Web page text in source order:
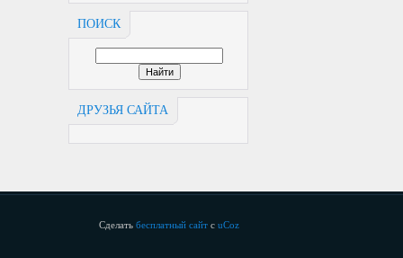
ПОИСК
ДРУЗЬЯ САЙТА
Сделать бесплатный сайт с uCoz